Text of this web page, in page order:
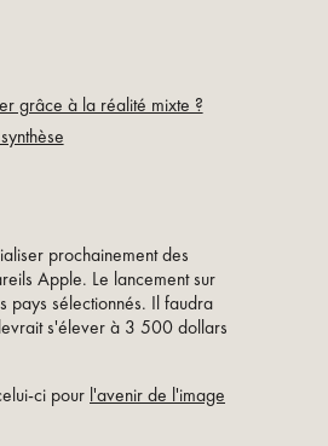
grâce à la réalité mixte ?
prochainement des
Apple. Le lancement sur
pays sélectionnés. Il faudra
s'élever à 3 500 dollars
ci pour l'avenir de l'image